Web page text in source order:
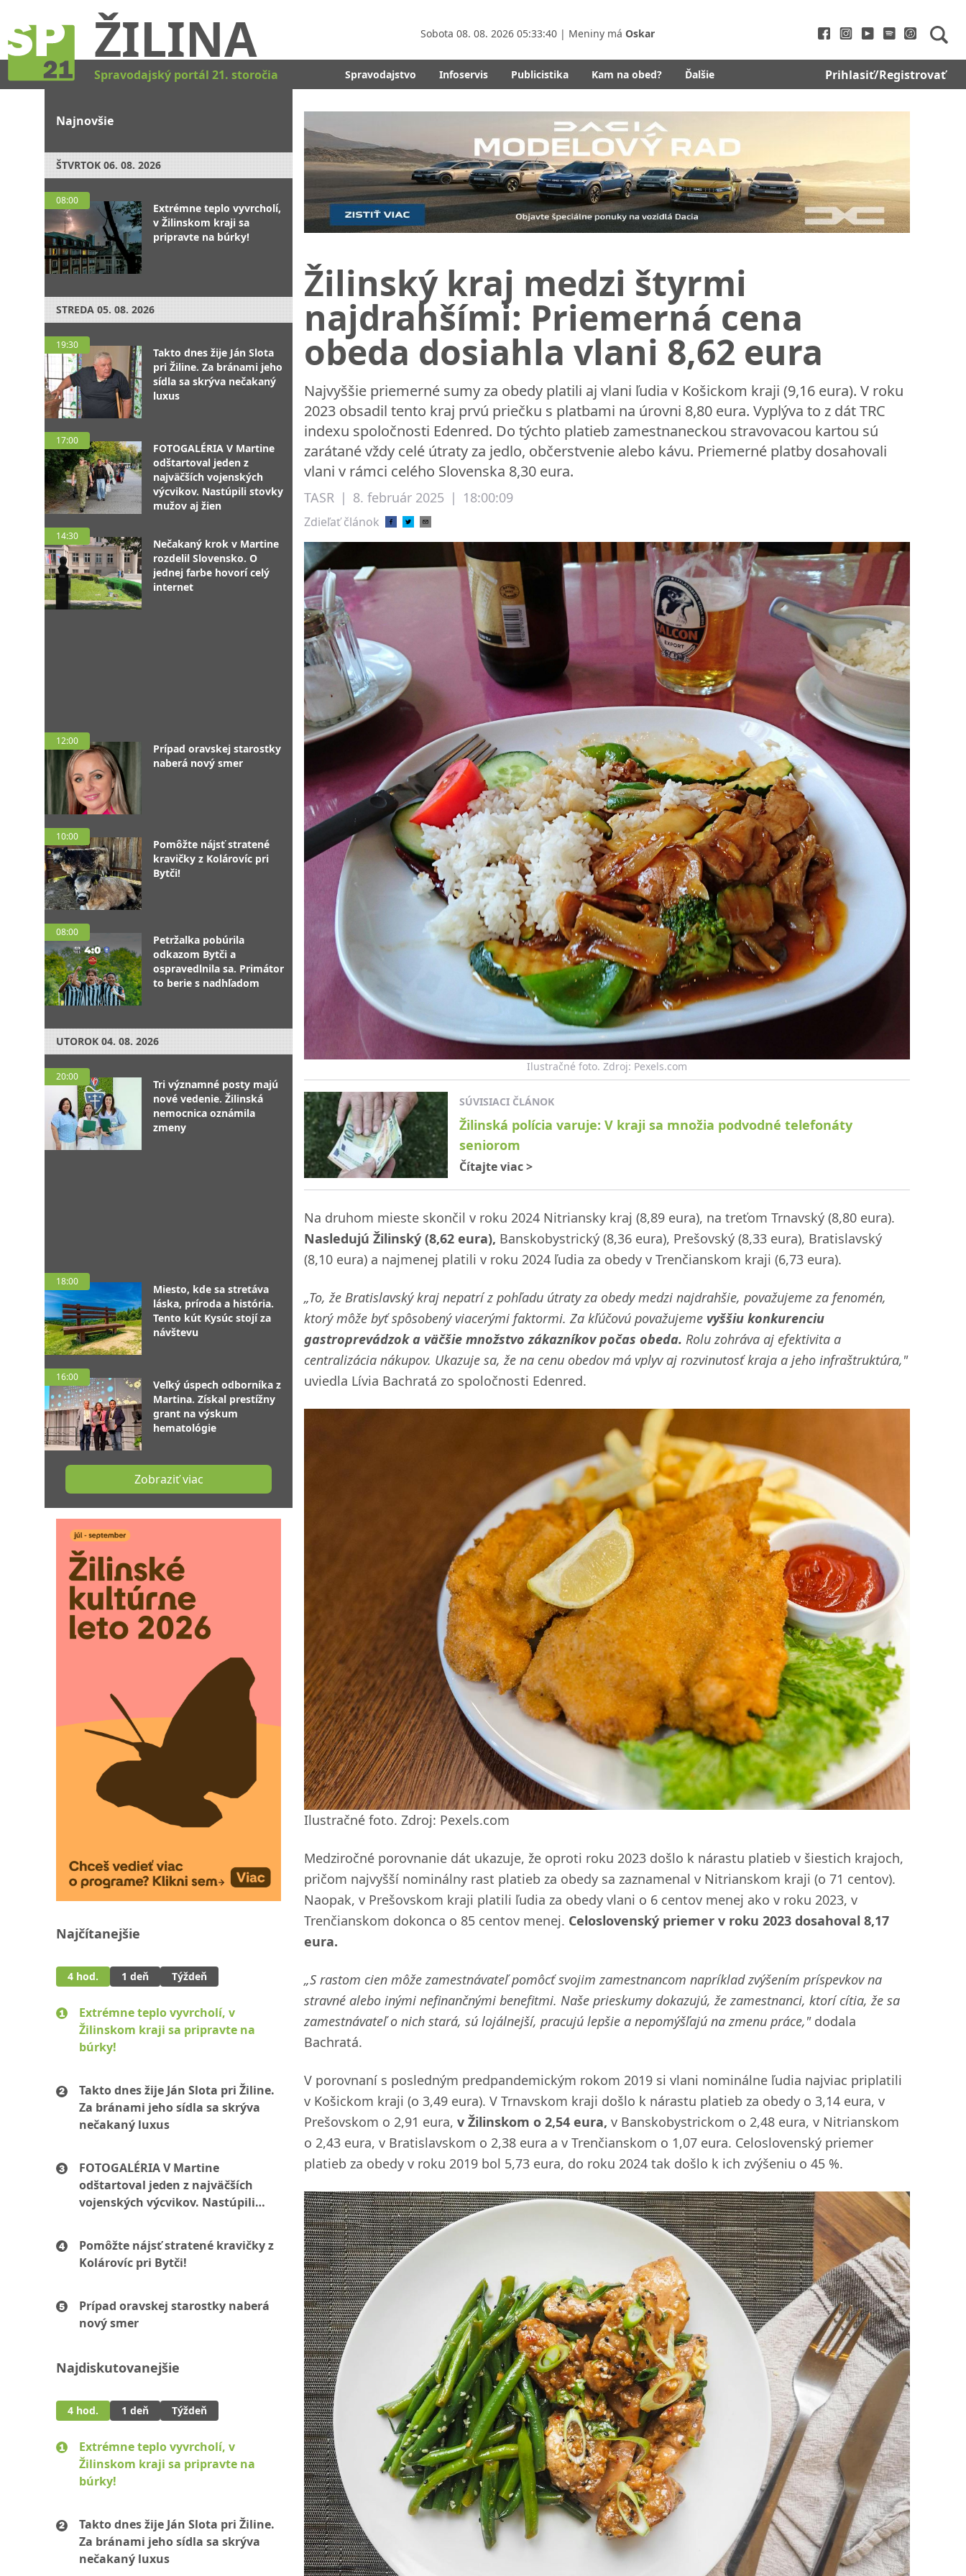
ŽILINA Sobota 08. 08. 2026 05:33:42 | Meniny má Oskar
Spravodajský portál 21. storočia Spravodajstvo Infoservis Publicistika Kam na obed? Ďalšie Prihlasiť/Registrovať
Najnovšie
ŠTVRTOK 06. 08. 2026
08:00
Extrémne teplo vyvrcholí,
v Žilinskom kraji sa
pripravte na búrky!
STREDA 05. 08. 2026
19:30
Takto dnes žije Ján Slota
pri Žiline. Za bránami jeho
sídla sa skrýva nečakaný
luxus
17:00
FOTOGALÉRIA V Martine
odštartoval jeden z
najväčších vojenských
výcvikov. Nastúpili stovky
mužov aj žien
14:30
Nečakaný krok v Martine
rozdelil Slovensko. O
jednej farbe hovorí celý
internet
12:00
Prípad oravskej starostky
naberá nový smer
10:00
Pomôžte nájsť stratené
kravičky z Kolárovíc pri
Bytči!
08:00
Petržalka pobúrila
odkazom Bytči a
ospravedlnila sa. Primátor
to berie s nadhľadom
UTOROK 04. 08. 2026
20:00
Tri významné posty majú
nové vedenie. Žilinská
nemocnica oznámila
zmeny
18:00
Miesto, kde sa stretáva
láska, príroda a história.
Tento kút Kysúc stojí za
návštevu
16:00
Veľký úspech odborníka z
Martina. Získal prestížny
grant na výskum
hematológie
Zobraziť viac
Najčítanejšie
4 hod. 1 deň Týždeň
Extrémne teplo vyvrcholí, v
Žilinskom kraji sa pripravte na
búrky!
Takto dnes žije Ján Slota pri Žiline.
Za bránami jeho sídla sa skrýva
nečakaný luxus
FOTOGALÉRIA V Martine
odštartoval jeden z najväčších
vojenských výcvikov. Nastúpili
Pomôžte nájsť stratené kravičky z
Kolárovíc pri Bytči!
Prípad oravskej starostky naberá
nový smer
Najdiskutovanejšie
4 hod. 1 deň Týždeň
Extrémne teplo vyvrcholí, v
Žilinskom kraji sa pripravte na
búrky!
Takto dnes žije Ján Slota pri Žiline.
Za bránami jeho sídla sa skrýva
nečakaný luxus
Žilinský kraj medzi štyrmi
najdrahšími: Priemerná cena
obeda dosiahla vlani 8,62 eura
Najvyššie priemerné sumy za obedy platili aj vlani ľudia v Košickom kraji (9,16 eura). V roku
2023 obsadil tento kraj prvú priečku s platbami na úrovni 8,80 eura. Vyplýva to z dát TRC
indexu spoločnosti Edenred. Do týchto platieb zamestnaneckou stravovacou kartou sú
zarátané vždy celé útraty za jedlo, občerstvenie alebo kávu. Priemerné platby dosahovali
vlani v rámci celého Slovenska 8,30 eura.
TASR | 8. február 2025 | 18:00:09
Zdieľať článok
Ilustračné foto. Zdroj: Pexels.com
SÚVISIACI ČLÁNOK
Žilinská polícia varuje: V kraji sa množia podvodné telefonáty
seniorom
Čítajte viac>
Na druhom mieste skončil v roku 2024 Nitriansky kraj (8,89 eura), na treťom Trnavský (8,80 eura).
Nasledujú Žilinský (8,62 eura), Banskobystrický (8,36 eura), Prešovský (8,33 eura), Bratislavský
(8,10 eura) a najmenej platili v roku 2024 ľudia za obedy v Trenčianskom kraji (6,73 eura).
„To, že Bratislavský kraj nepatrí z pohľadu útraty za obedy medzi najdrahšie, považujeme za fenomén,
ktorý môže byť spôsobený viacerými faktormi. Za kľúčovú považujeme vyššiu konkurenciu
gastroprevádzok a väčšie množstvo zákazníkov počas obeda. Rolu zohráva aj efektivita a
centralizácia nákupov. Ukazuje sa, že na cenu obedov má vplyv aj rozvinutosť kraja a jeho infraštruktúra,"
uviedla Lívia Bachratá zo spoločnosti Edenred.
Ilustračné foto. Zdroj: Pexels.com
Medziročné porovnanie dát ukazuje, že oproti roku 2023 došlo k nárastu platieb v šiestich krajoch,
pričom najvyšší nominálny rast platieb za obedy sa zaznamenal v Nitrianskom kraji (o 71 centov).
Naopak, v Prešovskom kraji platili ľudia za obedy vlani o 6 centov menej ako v roku 2023, v
Trenčianskom dokonca o 85 centov menej. Celoslovenský priemer v roku 2023 dosahoval 8,17
eura.
„S rastom cien môže zamestnávateľ pomôcť svojim zamestnancom napríklad zvýšením príspevkov na
stravné alebo inými nefinančnými benefitmi. Naše prieskumy dokazujú, že zamestnanci, ktorí cítia, že sa
zamestnávateľ o nich stará, sú lojálnejší, pracujú lepšie a nepomýšľajú na zmenu práce,"dodala
Bachratá.
V porovnaní s posledným predpandemickým rokom 2019 si vlani nominálne ľudia najviac priplatili
v Košickom kraji (o 3,49 eura). V Trnavskom kraji došlo k nárastu platieb za obedy o 3,14 eura, v
Prešovskom o 2,91 eura, v Žilinskom o 2,54 eura, v Banskobystrickom o 2,48 eura, v Nitrianskom
o 2,43 eura, v Bratislavskom o 2,38 eura a v Trenčianskom o 1,07 eura. Celoslovenský priemer
platieb za obedy v roku 2019 bol 5,73 eura, do roku 2024 tak došlo k ich zvýšeniu o 45 %.